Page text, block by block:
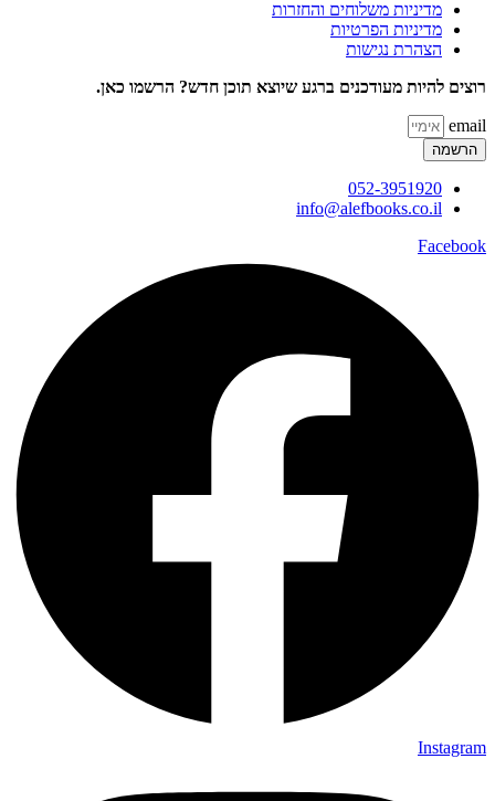
מדיניות משלוחים והחזרות
מדיניות הפרטיות
הצהרת נגישות
רוצים להיות מעודכנים ברגע שיוצא תוכן חדש? הרשמו כאן.
email
הרשמה
052-3951920
info@alefbooks.co.il
Facebook
Instagram